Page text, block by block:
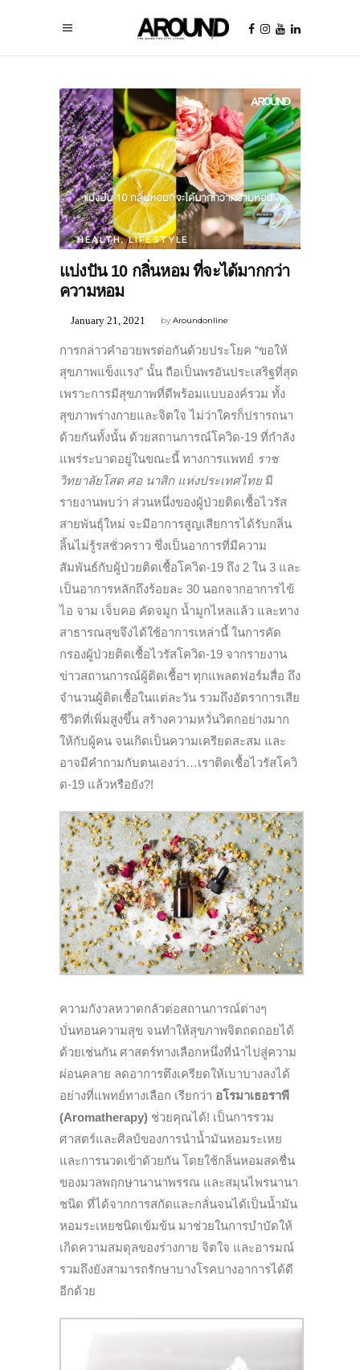
HEALTH,LIFESTYLE
แบ่งปัน 10 กลิ่นหอม ที่จะได้มากกว่า
ความหอม
byAroundonline
January 21, 2021
การกล่าวคำอวยพรต่อกันด้วยประโยค “ขอให้
สุขภาพแข็งแรง” นั้น ถือเป็นพรอันประเสริฐที่สุด
เพราะการมีสุขภาพที่ดีพร้อมแบบองค์รวม ทั้ง
สุขภาพร่างกายและจิตใจ ไม่ว่าใครก็ปรารถนา
ด้วยกันทั้งนั้น ด้วยสถานการณ์โควิด-19 ที่กำลัง
แพร่ระบาดอยู่ในขณะนี้ ทางการแพทย์ ราช
วิทยาลัยโสต ศอ นาสิก แห่งประเทศไทย มี
รายงานพบว่า ส่วนหนึ่งของผู้ป่วยติดเชื้อไวรัส
สายพันธ์ุใหม่ จะมีอาการสูญเสียการได้รับกลิ่น
ลิ้นไม่รู้รสชั่วคราว ซึ่งเป็นอาการที่มีความ
สัมพันธ์กับผู้ป่วยติดเชื้อโควิด-19 ถึง 2 ใน 3 และ
เป็นอาการหลักถึงร้อยละ 30 นอกจากอาการไข้
ไอ จาม เจ็บคอ คัดจมูก น้ำมูกไหลแล้ว และทาง
สาธารณสุขจึงได้ใช้อาการเหล่านี้ ในการคัด
กรองผู้ป่วยติดเชื้อไวรัสโควิด-19 จากรายงาน
ข่าวสถานการณ์ผู้ติดเชื้อฯ ทุกแพลตฟอร์มสื่อ ถึง
จำนวนผู้ติดเชื้อในแต่ละวัน รวมถึงอัตราการเสีย
ชีวิตที่เพิ่มสูงขึ้น สร้างความหวั่นวิตกอย่างมาก
ให้กับผู้คน จนเกิดเป็นความเครียดสะสม และ
อาจมีคำถามกับตนเองว่า…เราติดเชื้อไวรัสโควิ
ด-19 แล้วหรือยัง?!
ความกังวลหวาดกลัวต่อสถานการณ์ต่างๆ
บั่นทอนความสุข จนทำให้สุขภาพจิตถดถอยได้
ด้วยเช่นกัน ศาสตร์ทางเลือกหนึ่งที่นำไปสู่ความ
ผ่อนคลาย ลดอาการตึงเครียดให้เบาบางลงได้
อย่างที่แพทย์ทางเลือก เรียกว่า อโรมาเธอราพี
(Aromatherapy) ช่วยคุณได้! เป็นการรวม
ศาสตร์และศิลป์ของการนำน้ำมันหอมระเหย
และการนวดเข้าด้วยกัน โดยใช้กลิ่นหอมสดชื่น
ของมวลพฤกษานานาพรรณ และสมุนไพรนานา
ชนิด ที่ได้จากการสกัดและกลั่นจนได้เป็นน้ำมัน
หอมระเหยชนิดเข้มข้น มาช่วยในการบำบัดให้
เกิดความสมดุลของร่างกาย จิตใจ และอารมณ์
รวมถึงยังสามารถรักษาบางโรคบางอาการได้ดี
อีกด้วย